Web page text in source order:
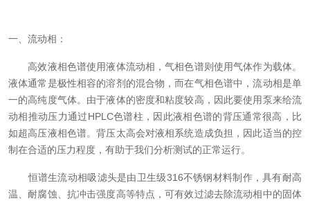
一、流动相：
高效液相色谱使用液体流动相，气相色谱则使用气体作为载体。
液体通常是极性相容的溶剂的混合物，而在气相色谱中，流动相是单
一的高纯度气体。由于液体的密度和粘度较高，因此要使用泵来给流
动相推动压力通过HPLC色谱柱，因此液相色谱的背压通常很高，比
如超高压液相色谱。背压太高会对液相系统造成负担，因此适当的控
制在合适的压力程度，有助于我们分析测试的正常运行。
恒谱生流动相吸滤头是由卫生级316不锈钢材料制作，具有耐高
温、耐腐蚀、抗冲击强度高等特点，可有效过滤去除流动相中的固体